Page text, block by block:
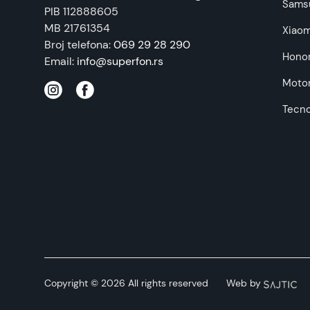
PIB 112888605
MB 21761354
Broj telefona:069 29 28 290
Email: info@superfon.rs
Copyright © 2026 All rights reserved Web by